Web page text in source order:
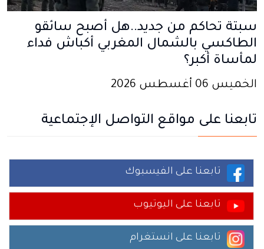
سبتة تحاكم من جديد..هل أصبح سائقو
الطاكسي بالشمال المغربي أكباش فداء
لمأساة أكبر؟
الخميس 06 أغسطس 2026
تابعنا على مواقع التواصل الإجتماعية
تابعنا على الفيسبوك
تابعنا على اليوتيوب
تابعنا على انستغرام